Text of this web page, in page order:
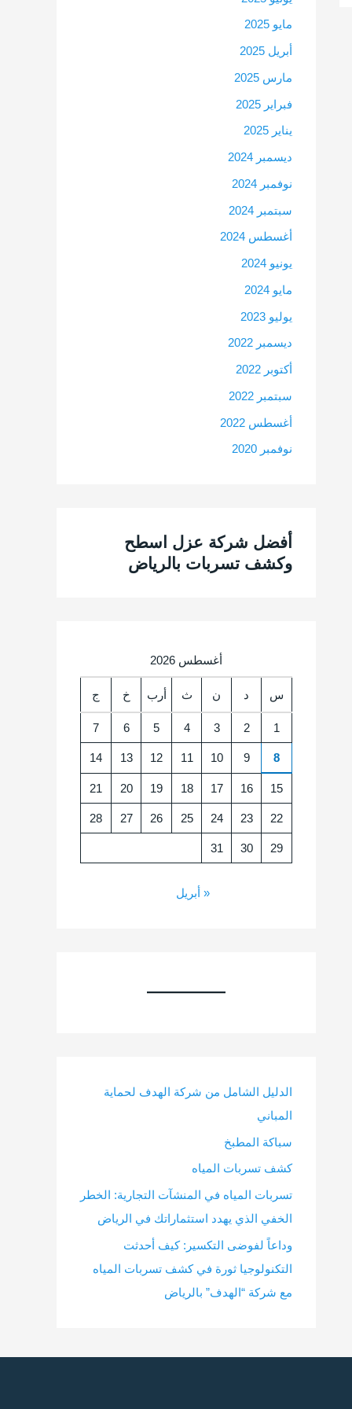
مايو 2025
أبريل 2025
مارس 2025
فبراير 2025
يناير 2025
ديسمبر 2024
نوفمبر 2024
سبتمبر 2024
أغسطس 2024
يونيو 2024
مايو 2024
يوليو 2023
ديسمبر 2022
أكتوبر 2022
سبتمبر 2022
أغسطس 2022
نوفمبر 2020
أفضل شركة عزل اسطح
وكشف تسربات بالرياض
أغسطس 2026
س د ن ث أرب خ ج
1
2
3
4
5
6
7
8
9
10
11
12
13
14
15
16
17
18
19
20
21
22
23
24
25
26
27
28
29
30
31
« أبريل
الدليل الشامل من شركة الهدف لحماية
المباني
سباكة المطبخ
كشف تسربات المياه
تسربات المياه في المنشآت التجارية: الخطر
الخفي الذي يهدد استثماراتك في الرياض
وداعاً لفوضى التكسير: كيف أحدثت
التكنولوجيا ثورة في كشف تسربات المياه
مع شركة “الهدف” بالرياض